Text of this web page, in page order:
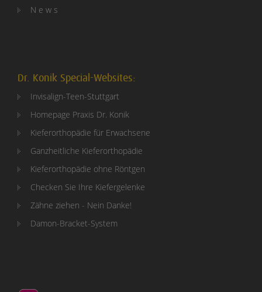
N e w s
Dr. Konik Special-Websites:
Invisalign-Teen-Stuttgart
Homepage Praxis Dr. Konik
Kieferorthopädie für Erwachsene
Ganzheitliche Kieferorthopädie
Kieferorthopädie ohne Röntgen
Checken Sie Ihre Kiefergelenke
Zähne ziehen - Nein Danke!
Damon-Bracket-System